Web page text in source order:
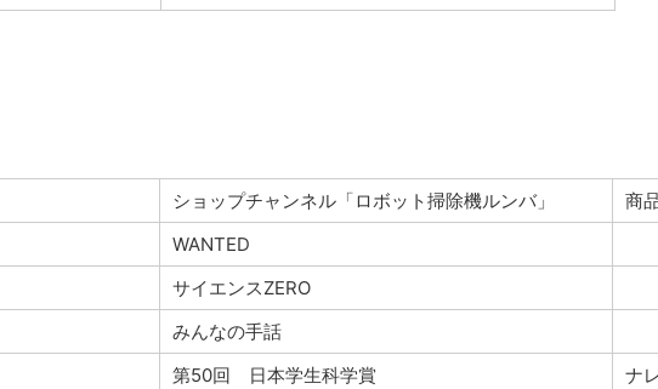
ショップチャンネル「ロボット掃除機ルンバ」
商
WANTED
サイエンスZERO
みんなの手話
第50回 日本学生科学賞
ナ